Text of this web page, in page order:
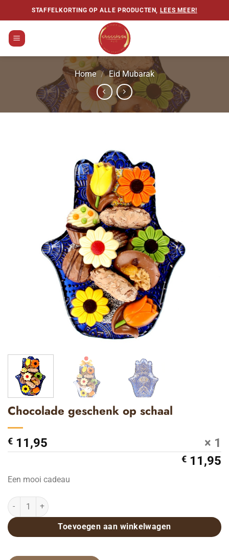
naar
inhoud
STAFFELKORTING OP ALLE PRODUCTEN, LEES MEER!
Home / Eid Mubarak
Chocolade geschenk op schaal
€ 11,95 × 1
€ 11,95
Een mooi cadeau
Chocolade geschenk op schaal aantal
Toevoegen aan winkelwagen